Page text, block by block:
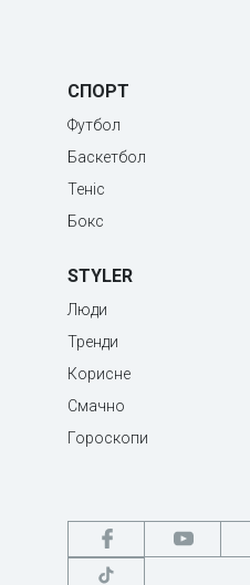
СПОРТ
Футбол
Баскетбол
Теніс
Бокс
STYLER
Люди
Тренди
Корисне
Смачно
Гороскопи